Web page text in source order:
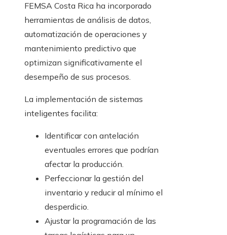
FEMSA Costa Rica ha incorporado
herramientas de análisis de datos,
automatización de operaciones y
mantenimiento predictivo que
optimizan significativamente el
desempeño de sus procesos.
La implementación de sistemas
inteligentes facilita:
Identificar con antelación
eventuales errores que podrían
afectar la producción.
Perfeccionar la gestión del
inventario y reducir al mínimo el
desperdicio.
Ajustar la programación de las